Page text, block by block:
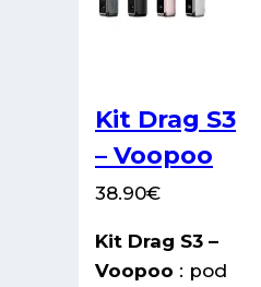
Kit Drag S3
– Voopoo
38.90€
Kit Drag S3 –
Voopoo : pod